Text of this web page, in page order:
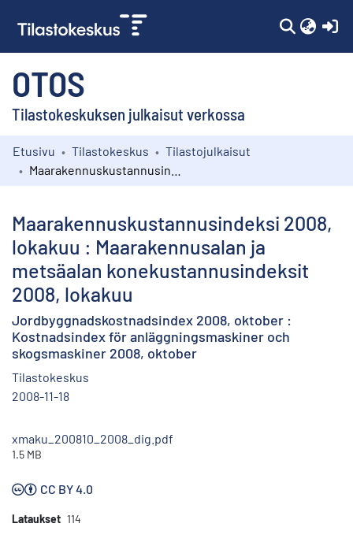
OTOS
Tilastokeskuksen julkaisut verkossa
Kokoelmat
Etusivu Tilastokeskus
Tilastojulkaisut
Maarakennuskustannusindeksi 2008,
lokakuu : Maarakennusalan ja
metsäalan konekustannusindeksit
2008, lokakuu
Jordbyggnadskostnadsindex 2008, oktober :
Kostnadsindex för anläggningsmaskiner och
skogsmaskiner 2008, oktober
Tilastokeskus
2008-11-18
xmaku_200810_2008_dig.pdf
1.5 MB
CC BY 4.0
Lataukset 114